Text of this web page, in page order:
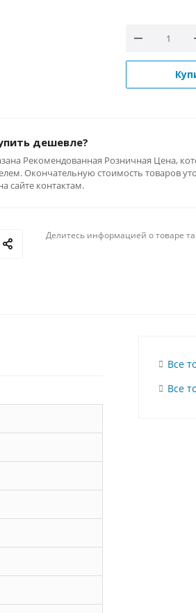
дешевле?
Рекомендованная Розничная Цена,
Окончательную стоимость товаров
сайте контактам.
Делитесь информацией о товаре
Все
Все